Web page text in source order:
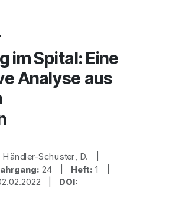
im Spital: Eine
Analyse aus
Händler-Schuster, D. |
24 | Heft: 1 |
| DOI: